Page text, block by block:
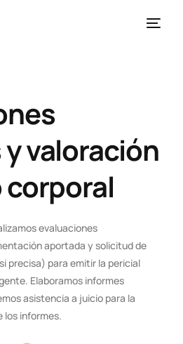
valoración
corporal
evaluaciones
aportada y solicitud de
precisa) para emitir la pericial
Elaboramos informes
asistencia a juicio para la
los informes.